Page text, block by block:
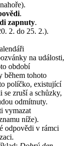
.
zapnuty.
2. do 25. 2.).
na události,
období
během tohoto
políčko, existující
se zruší a schůzky,
odmítnuty.
vymazat
níže).
odpovědi v rámci